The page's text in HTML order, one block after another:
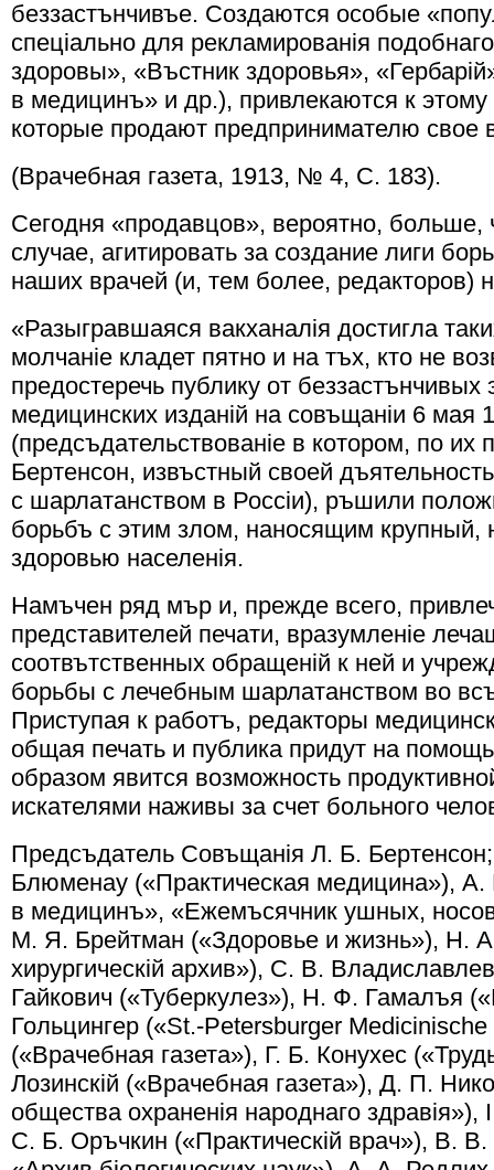
беззастънчивъе. Создаются особые
спецiально для рекламированiя
здоровы», «Въстник здоровья»,
в медицинъ» и др.), привлекаются к
которые продают предпринимателю свое
(Врачебная газета, 1913, № 4, С. 183).
Сегодня «продавцов», вероятно, больше,
случае, агитировать за создание лиги
наших врачей (и, тем более, редакторов)
«Разыгравшаяся вакханалiя достигла
молчанiе кладет пятно и на тъх, кто не
предостеречь публику от
медицинских изданiй на совъщанiи 6 мая
(предсъдательствованiе в котором, по
Бертенсон, извъстный своей
с шарлатанством в Россiи), ръшили
борьбъ с этим злом, наносящим
здоровью населенiя.
Намъчен ряд мър и, прежде всего,
представителей печати, вразумленiе
соотвътственных обращенiй к ней и
борьбы с лечебным шарлатанством во
Приступая к работъ, редакторы
общая печать и публика придут на
образом явится возможность
искателями наживы за счет больного
Предсъдатель Совъщанiя Л. Б.
Блюменау («Практическая медицина»),
в медицинъ», «Ежемъсячник ушных,
М. Я. Брейтман («Здоровье и жизнь»), Н.
хирургическiй архив»), С. В.
Гайкович («Туберкулез»), Н. Ф. Гамалъя
Гольцингер («St.-Petersburger
(«Врачебная газета»), Г. Б. Конухес
Лозинскiй («Врачебная газета»), Д. П.
общества охраненiя народнаго
С. Б. Оръчкин («Практическiй врач»), В.